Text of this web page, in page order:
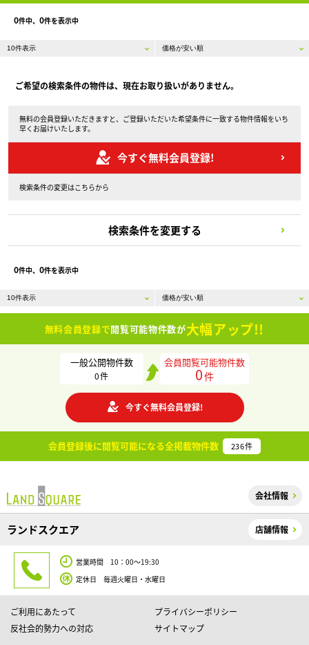
0件中、 0件を表示中
ご希望の検索条件の物件は、現在お取り扱いがありません。
無料の会員登録いただきますと、ご登録いただいた希望条件に一致する物件情報をいち
早くお届けいたします。
今すぐ無料会員登録!
検索条件の変更はこちらから
検索条件を変更する
0件中、 0件を表示中
無料会員登録で閲覧可能物件数が大幅アップ!!
一般公開物件数
0件
会員閲覧可能物件数
0件
今すぐ無料会員登録!
会員登録後に閲覧可能になる全掲載物件数 236件
会社情報
ランドスクエア 店舗情報
営業時間 10：00～19:30
定休日 毎週火曜日・水曜日
ご利用にあたって
プライバシーポリシー
反社会的勢力への対応
サイトマップ